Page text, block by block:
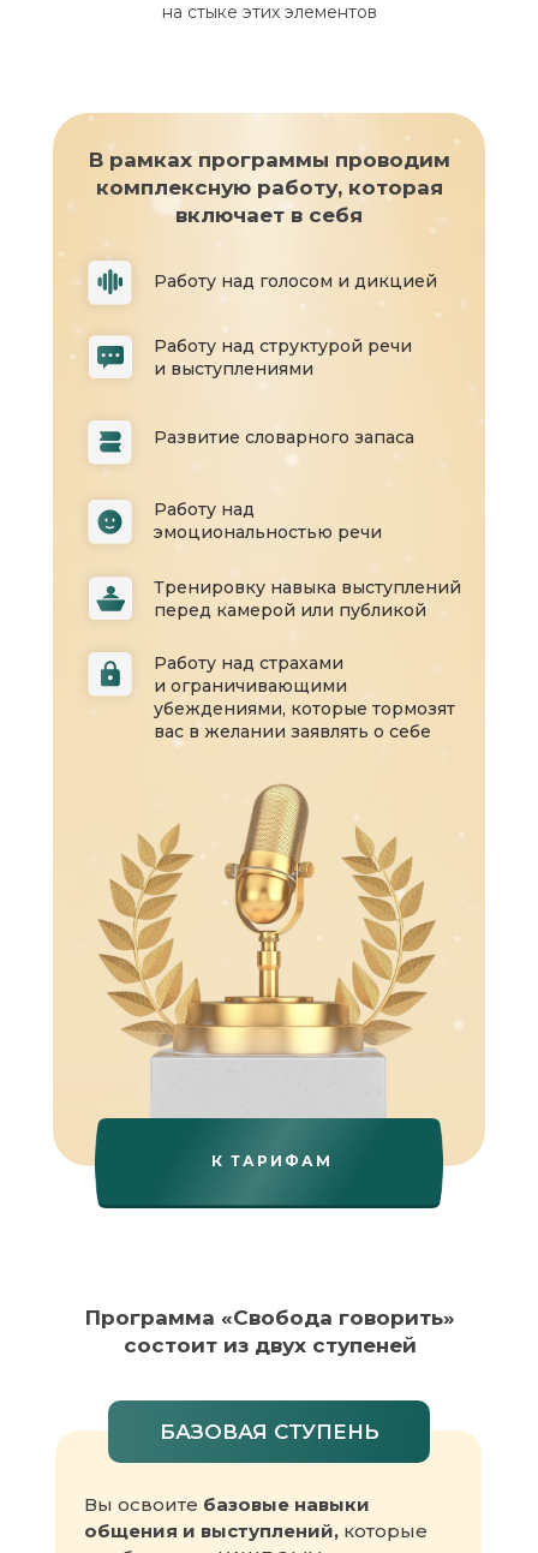
на стыке этих элементов
К ТАРИФАМ
В рамках программы проводим
комплексную работу, которая
включает в себя
Работу над голосом и дикцией
Работу над структурой речи
и выступлениями
Развитие словарного запаса
Работу над
эмоциональностью речи
Тренировку навыка выступлений
перед камерой или публикой
Работу над страхами
и ограничивающими
убеждениями, которые тормозят
вас в желании заявлять о себе
Программа «Свобода говорить»
состоит из двух ступеней
БАЗОВАЯ СТУПЕНЬ
Вы освоите базовые навыки
общения и выступлений, которые